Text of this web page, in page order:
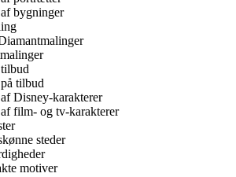
bygninger
tilbud
Disney-karakterer
film- og tv-karakterer
steder
motiver